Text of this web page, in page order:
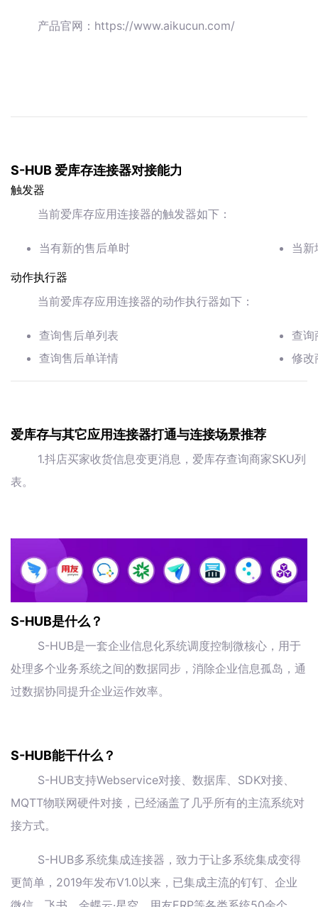
产品官网：https://www.aikucun.com/
S-HUB 爱库存连接器对接能力
触发器
当前爱库存应用连接器的触发器如下：
当有新的售后单时 当新
动作执行器
当前爱库存应用连接器的动作执行器如下：
查询售后单列表
查询售后单详情
查询
修改
爱库存与其它应用连接器打通与连接场景推荐
1.抖店买家收货信息变更消息，爱库存查询商家SKU列
表。
S-HUB是什么？
S-HUB是一套企业信息化系统调度控制微核心，用于
处理多个业务系统之间的数据同步，消除企业信息孤岛，通
过数据协同提升企业运作效率。
S-HUB能干什么？
S-HUB支持Webservice对接、数据库、SDK对接、
MQTT物联网硬件对接，已经涵盖了几乎所有的主流系统对
接方式。
S-HUB多系统集成连接器，致力于让多系统集成变得
更简单，2019年发布V1.0以来，已集成主流的钉钉、企业